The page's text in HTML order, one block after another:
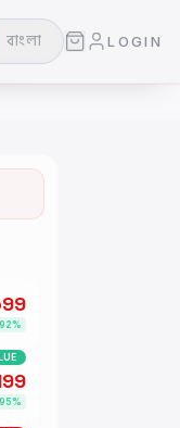
বাংলা LOGIN
99
%
%